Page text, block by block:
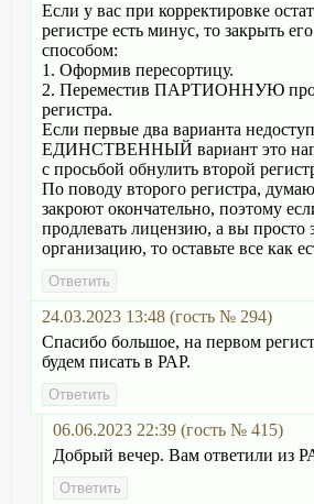
Если у вас при корректировке
регистре есть минус, то закрыть
способом:
1. Оформив пересортицу.
2. Переместив ПАРТИОННУЮ
регистра.
Если первые два варианта
ЕДИНСТВЕННЫЙ вариант это
с просьбой обнулить второй
По поводу второго регистра,
закроют окончательно, поэтому
продлевать лицензию, а вы просто
организацию, то оставьте все как
24.03.2023 13:48 (гость № 294)
Спасибо большое, на первом
будем писать в РАР.
06.06.2023 22:39 (гость № 415)
Добрый вечер. Вам ответили из